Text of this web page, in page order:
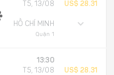
T5, 13/08
HỒ CHÍ MINH
Quận 1
US$ 28.31
13:30
T5, 13/08
US$ 28.31